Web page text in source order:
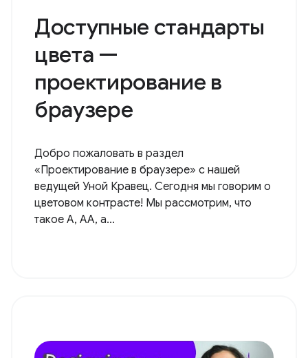
Доступные стандарты
цвета —
проектирование в
браузере
Добро пожаловать в раздел
«Проектирование в браузере» с нашей
ведущей Уной Кравец. Сегодня мы говорим о
цветовом контрасте! Мы рассмотрим, что
такое А, АА, а...